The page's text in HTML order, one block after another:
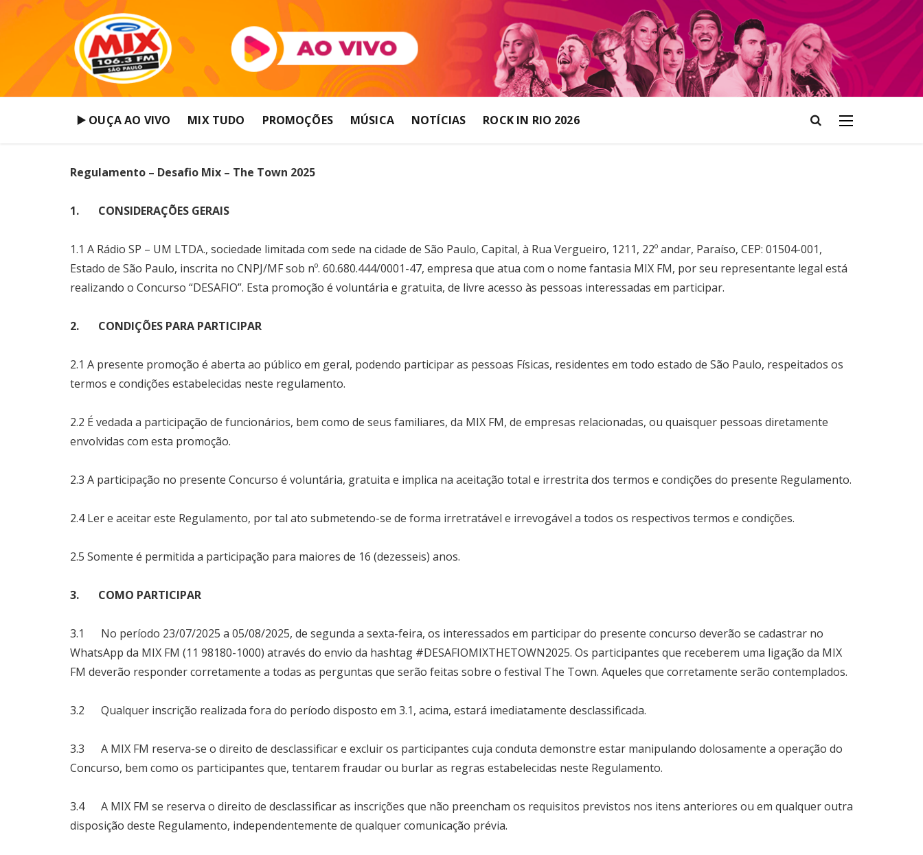
▶️ OUÇA AO VIVO MIX TUDO PROMOÇÕES MÚSICA NOTÍCIAS ROCK IN RIO 2026
Regulamento – Desafio Mix – The Town 2025
1. CONSIDERAÇÕES GERAIS
1.1 A Rádio SP – UM LTDA., sociedade limitada com sede na cidade de São Paulo, Capital, à Rua Vergueiro, 1211, 22º andar, Paraíso, CEP: 01504-001,
Estado de São Paulo, inscrita no CNPJ/MF sob nº. 60.680.444/0001-47, empresa que atua com o nome fantasia MIX FM, por seu representante legal está
realizando o Concurso “DESAFIO”. Esta promoção é voluntária e gratuita, de livre acesso às pessoas interessadas em participar.
2. CONDIÇÕES PARA PARTICIPAR
2.1 A presente promoção é aberta ao público em geral, podendo participar as pessoas Físicas, residentes em todo estado de São Paulo, respeitados os
termos e condições estabelecidas neste regulamento.
2.2 É vedada a participação de funcionários, bem como de seus familiares, da MIX FM, de empresas relacionadas, ou quaisquer pessoas diretamente
envolvidas com esta promoção.
2.3 A participação no presente Concurso é voluntária, gratuita e implica na aceitação total e irrestrita dos termos e condições do presente Regulamento.
2.4 Ler e aceitar este Regulamento, por tal ato submetendo-se de forma irretratável e irrevogável a todos os respectivos termos e condições.
2.5 Somente é permitida a participação para maiores de 16 (dezesseis) anos.
3. COMO PARTICIPAR
3.1 No período 23/07/2025 a 05/08/2025, de segunda a sexta-feira, os interessados em participar do presente concurso deverão se cadastrar no
WhatsApp da MIX FM (11 98180-1000) através do envio da hashtag #DESAFIOMIXTHETOWN2025. Os participantes que receberem uma ligação da MIX
FM deverão responder corretamente a todas as perguntas que serão feitas sobre o festival The Town. Aqueles que corretamente serão contemplados.
3.2 Qualquer inscrição realizada fora do período disposto em 3.1, acima, estará imediatamente desclassificada.
3.3 A MIX FM reserva-se o direito de desclassificar e excluir os participantes cuja conduta demonstre estar manipulando dolosamente a operação do
Concurso, bem como os participantes que, tentarem fraudar ou burlar as regras estabelecidas neste Regulamento.
3.4 A MIX FM se reserva o direito de desclassificar as inscrições que não preencham os requisitos previstos nos itens anteriores ou em qualquer outra
disposição deste Regulamento, independentemente de qualquer comunicação prévia.